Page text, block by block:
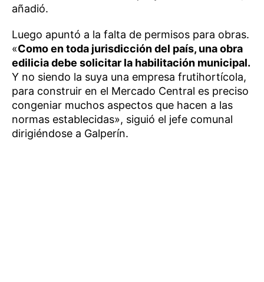
añadió.
Luego apuntó a la falta de permisos para obras.
«Como en toda jurisdicción del país, una obra
edilicia debe solicitar la habilitación municipal.
Y no siendo la suya una empresa frutihortícola,
para construir en el Mercado Central es preciso
congeniar muchos aspectos que hacen a las
normas establecidas», siguió el jefe comunal
dirigiéndose a Galperín.